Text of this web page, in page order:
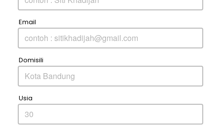
Email
Domisili
Usia